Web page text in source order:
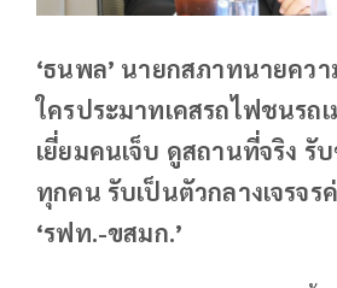
‘ธนพล’ นายกสภาทนายควา
ใครประมาทเคสรถไฟชนรถ
เยี่ยมคนเจ็บ ดูสถานที่จริง รั
ทุกคน รับเป็นตัวกลางเจรจร
‘รฟท.-ขสมก.’